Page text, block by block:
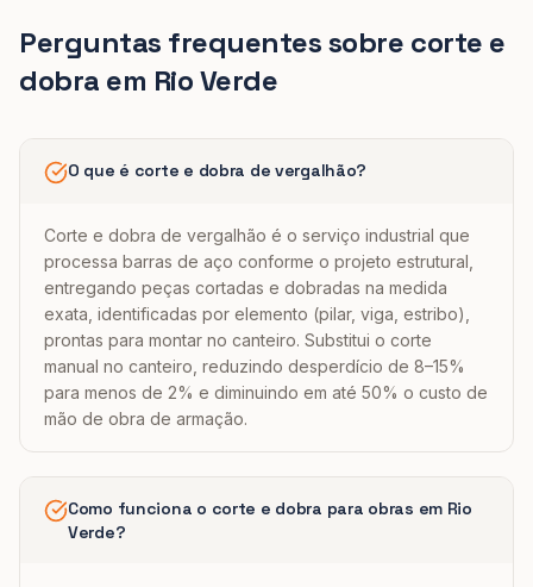
Perguntas frequentes sobre corte e
dobra em Rio Verde
O que é corte e dobra de vergalhão?
Corte e dobra de vergalhão é o serviço industrial que
processa barras de aço conforme o projeto estrutural,
entregando peças cortadas e dobradas na medida
exata, identificadas por elemento (pilar, viga, estribo),
prontas para montar no canteiro. Substitui o corte
manual no canteiro, reduzindo desperdício de 8–15%
para menos de 2% e diminuindo em até 50% o custo de
mão de obra de armação.
Como funciona o corte e dobra para obras em Rio
Verde?